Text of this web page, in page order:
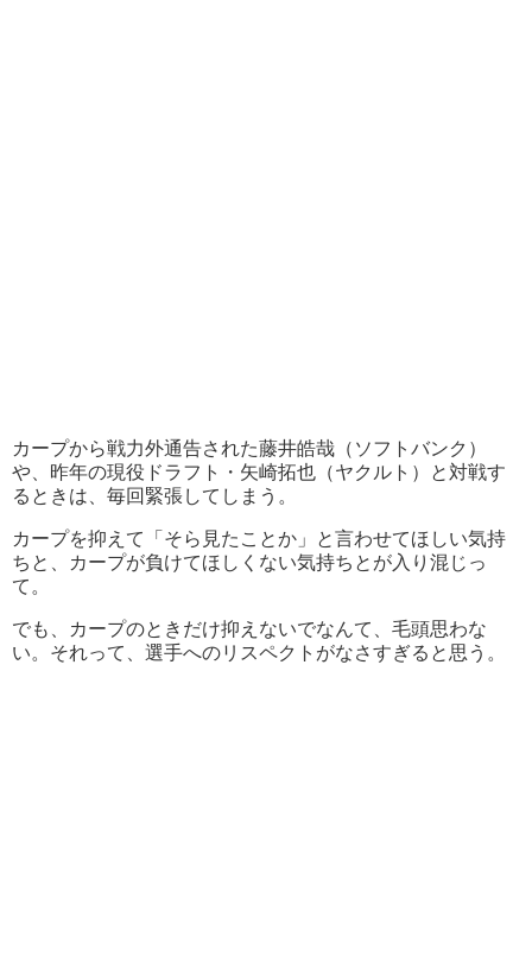
カープから戦力外通告された藤井皓哉（ソフトバンク）
や、昨年の現役ドラフト・矢崎拓也（ヤクルト）と対戦す
るときは、毎回緊張してしまう。
カープを抑えて「そら見たことか」と言わせてほしい気持
ちと、カープが負けてほしくない気持ちとが入り混じっ
て。
でも、カープのときだけ抑えないでなんて、毛頭思わな
い。それって、選手へのリスペクトがなさすぎると思う。